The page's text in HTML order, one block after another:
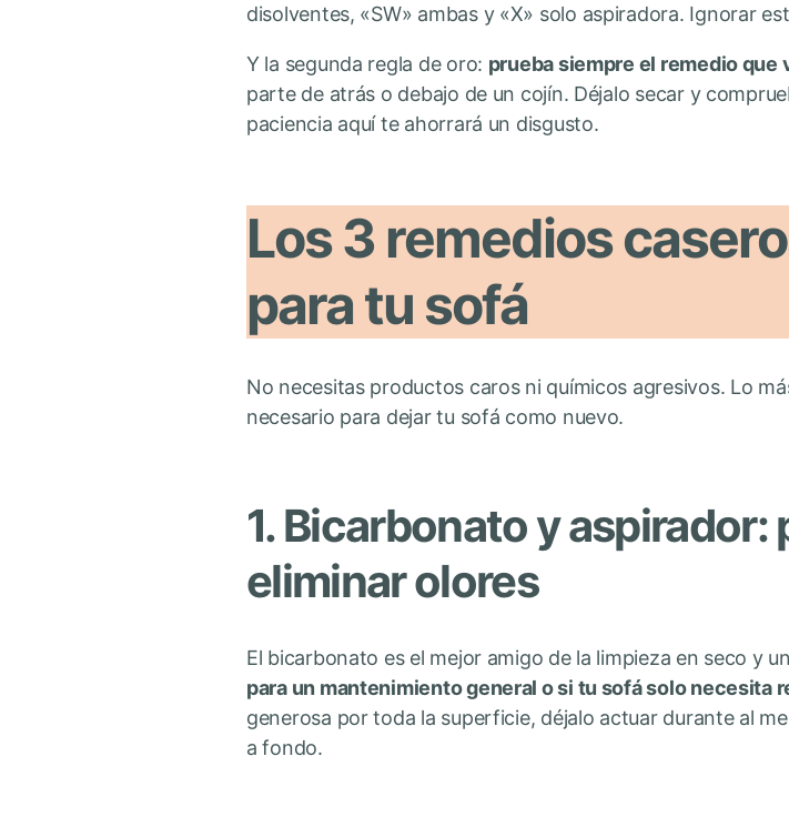
disolventes, «SW» ambas y «X» solo aspiradora. Ignorar
Y la segunda regla de oro: prueba siempre el remedio que
parte de atrás o debajo de un cojín. Déjalo secar y
paciencia aquí te ahorrará un disgusto.
Los 3 remedios
para tu sofá
No necesitas productos caros ni químicos agresivos. Lo
necesario para dejar tu sofá como nuevo.
1. Bicarbonato y
eliminar olores
El bicarbonato es el mejor amigo de la limpieza en seco y
para un mantenimiento general o si tu sofá solo necesita
generosa por toda la superficie, déjalo actuar durante al
a fondo.